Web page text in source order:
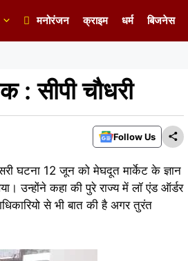
मनोरंजन क्राइम धर्म बिजनेस
: सीपी चौधरी
Follow Us
घटना 12 जून को मेघदूत मार्केट के ज्ञान
उन्होंने कहा की पुरे राज्य में लॉ एंड ऑर्डर
से भी बात की है अगर तुरंत